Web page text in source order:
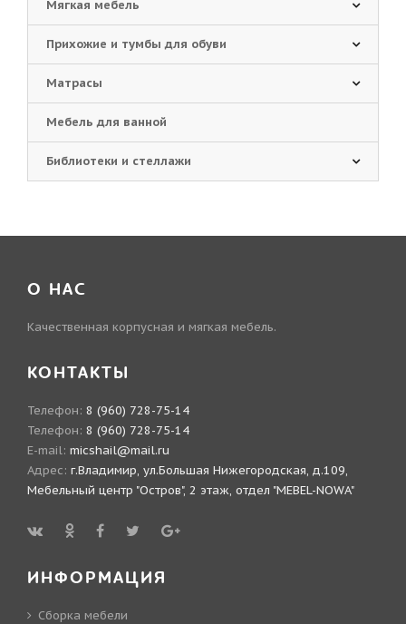
Мягкая мебель
Прихожие и тумбы для обуви
Матрасы
Мебель для ванной
Библиотеки и стеллажи
О НАС
Качественная корпусная и мягкая мебель.
КОНТАКТЫ
Телефон: 8 (960) 728-75-14
Телефон: 8 (960) 728-75-14
E-mail: micshail@mail.ru
Адрес: г.Владимир, ул.Большая Нижегородская, д.109,
Мебельный центр "Остров", 2 этаж, отдел "MEBEL-NOWA"
ИНФОРМАЦИЯ
Сборка мебели